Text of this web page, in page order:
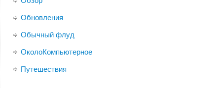
Обновления
Обычный флуд
ОколоКомпьютерное
Путешествия